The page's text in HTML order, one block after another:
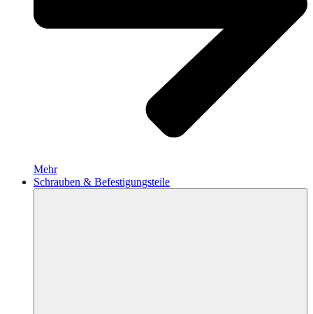
Mehr
Schrauben & Befestigungsteile